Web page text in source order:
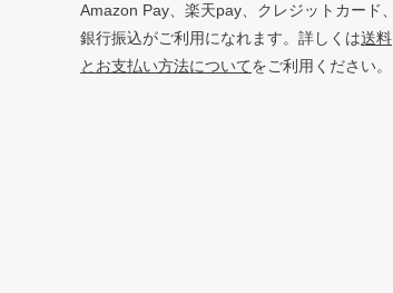
Amazon Pay、楽天pay、クレジットカード、
銀行振込がご利用になれます。詳しくは送料
とお支払い方法についてをご利用ください。